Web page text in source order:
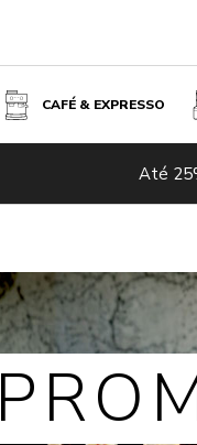
CAFÉ & EXPRESSO
Até